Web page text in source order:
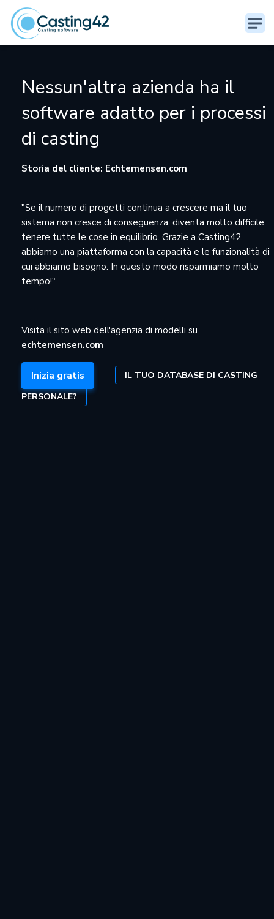
Nessun'altra azienda ha il
software adatto per i processi
di casting
Storia del cliente: Echtemensen.com
"Se il numero di progetti continua a crescere ma il tuo
sistema non cresce di conseguenza, diventa molto difficile
tenere tutte le cose in equilibrio. Grazie a Casting42,
abbiamo una piattaforma con la capacità e le funzionalità di
cui abbiamo bisogno. In questo modo risparmiamo molto
tempo!"
Visita il sito web dell'agenzia di modelli su
echtemensen.com
Inizia gratis
IL TUO DATABASE DI CASTING
PERSONALE?